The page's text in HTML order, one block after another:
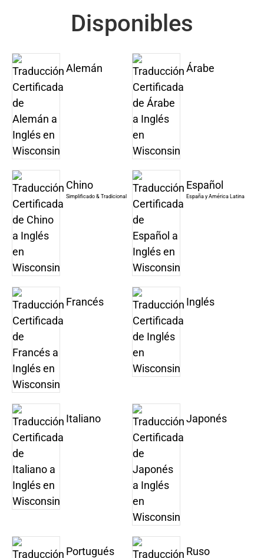
Disponibles
Alemán Árabe
Chino
Simplificado & Tradicional
Español
España y América Latina
Francés Inglés
Italiano Japonés
Portugués Ruso